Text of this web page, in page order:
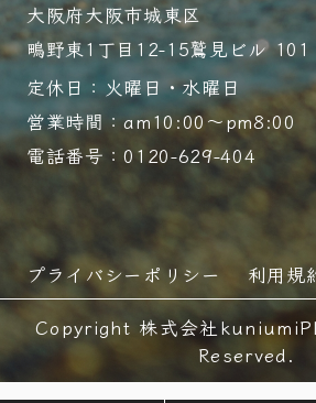
大阪府大阪市城東区
鴫野東1丁目12-15鷲見ビル 101
定休日：火曜日・水曜日
営業時間：am10:00～pm8:00
電話番号：0120-629-404
プライバシーポリシー 利用規
Copyright 株式会社
Reserved.